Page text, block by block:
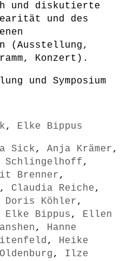
und diskutierte
und des
(Ausstellung,
Konzert).
und Symposium
, Elke Bippus
Sick, Anja Krämer,
Schlingelhoff,
Brenner,
, Claudia Reiche,
Doris Köhler,
Elke Bippus, Ellen
, Hanne
, Heike
, Ilze